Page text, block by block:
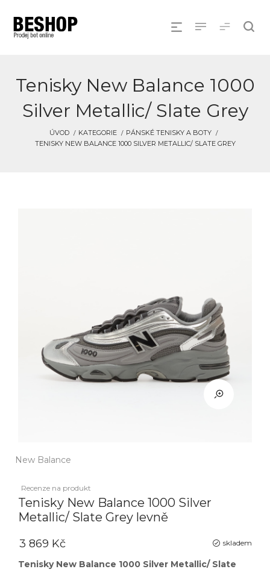
Tenisky New Balance 1000
Silver Metallic/ Slate Grey
ÚVOD KATEGORIE
PÁNSKÉ TENISKY A BOTY
TENISKY NEW BALANCE 1000 SILVER METALLIC/ SLATE GREY
New Balance
Recenze na produkt
Tenisky New Balance 1000 Silver
Metallic/ Slate Grey levně
skladem
3 869 Kč
Tenisky New Balance 1000 Silver Metallic/ Slate